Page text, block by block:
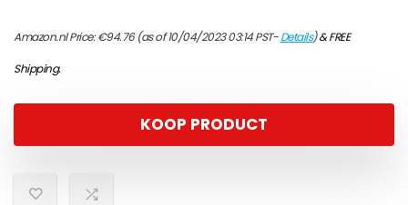
Amazon.nl Price:€94.76(as of 10/04/2023 03:14 PST-Details)&FREE
Shipping.
KOOP PRODUCT